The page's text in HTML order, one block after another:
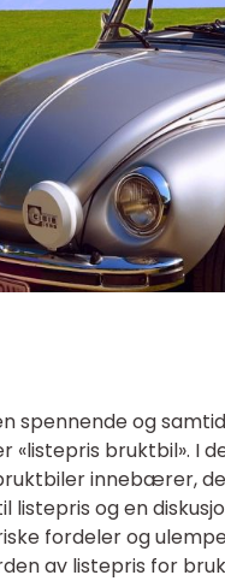
spennende og
bruktbil». I
innebærer,
og en
fordeler og
av listepris for